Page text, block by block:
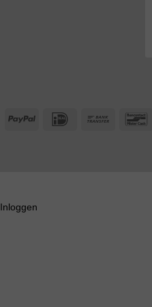
PayPal IDeal
Bank
Inloggen